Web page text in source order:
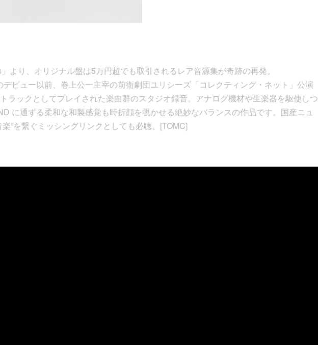
より、オリジナル盤は5万円超でも取引されるレア音源集が奇跡の再発。
デビュー以前、巻上公一主宰の前衛劇団ユリシーズ「コレクティング・ネット」公演
ラックとしてプレイされた楽曲群のスタジオ録音。アナログ機材や生楽器を駆使しつ
に通ずる柔和な和製感覚も時折顔を覗かせる絶妙なバランスの作品です。国産ニュ
”を繋ぐミッシングリンクとしても必聴。[TOMC]